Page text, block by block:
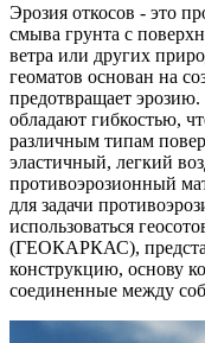
Эрозия откосов - это
смыва грунта с
ветра или других
геоматов основан на
предотвращает
обладают гибкостью,
различным типам
эластичный, легкий
противоэрозионный
для задачи
использоваться
(ГЕОКАРКАС),
конструкцию, основу
соединенные между